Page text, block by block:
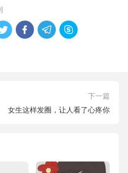
  
下一篇
女生这样发圈，让人看了心疼你